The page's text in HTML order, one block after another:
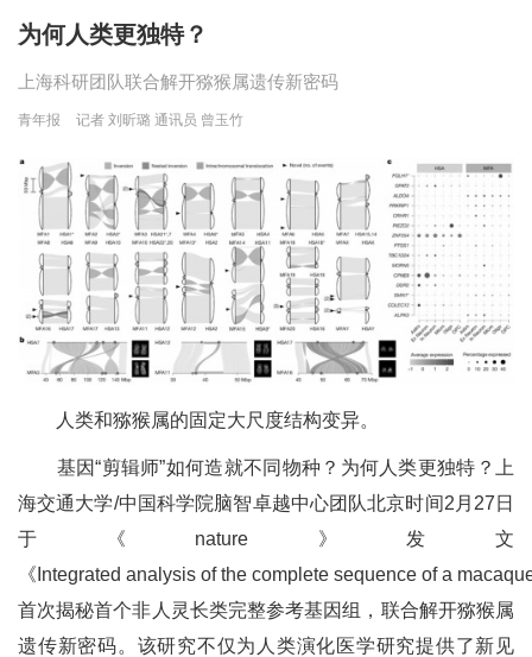
为何人类更独特？
上海科研团队联合解开猕猴属遗传新密码
青年报 记者 刘昕璐 通讯员 曾玉竹
人类和猕猴属的固定大尺度结构变异。
基因“剪辑师”如何造就不同物种？为何人类更独特？上
海交通大学/中国科学院脑智卓越中心团队北京时间2月27日
于《nature》发文
《Integrated analysis of the complete sequence of a
首次揭秘首个非人灵长类完整参考基因组，联合解开猕猴属
遗传新密码。该研究不仅为人类演化医学研究提供了新见